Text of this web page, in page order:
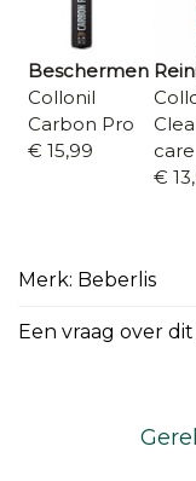
Beschermen
Collonil
Carbon Pro
€ 15,99
care
€
Merk: Beberlis
Een vraag over